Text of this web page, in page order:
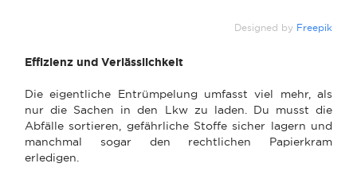
Designed by Freepik
Effizienz und Verlässlichkeit
Die eigentliche Entrümpelung umfasst viel mehr, als
nur die Sachen in den Lkw zu laden. Du musst die
Abfälle sortieren, gefährliche Stoffe sicher lagern und
manchmal sogar den rechtlichen Papierkram
erledigen.